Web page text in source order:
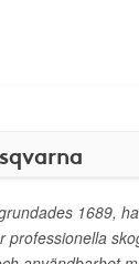
1689,
professionella